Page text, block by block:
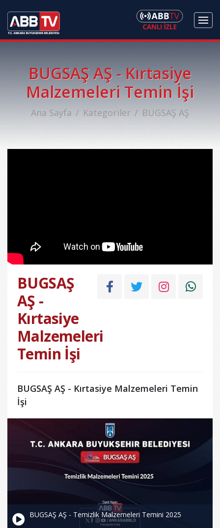
BUGSAŞ AŞ - Kırtasiye
Malzemeleri Temin İşi
Ana Sayfa Kategoriler BUGSAŞ AŞ
BUGSAŞ
AŞ -
Kırtasiye
Malzemeleri
Temin İşi
BUGSAŞ AŞ - Kırtasiye Malzemeleri Temin
İşi
BUGSAŞ AŞ - Temizlik Malzemeleri Temini 2025